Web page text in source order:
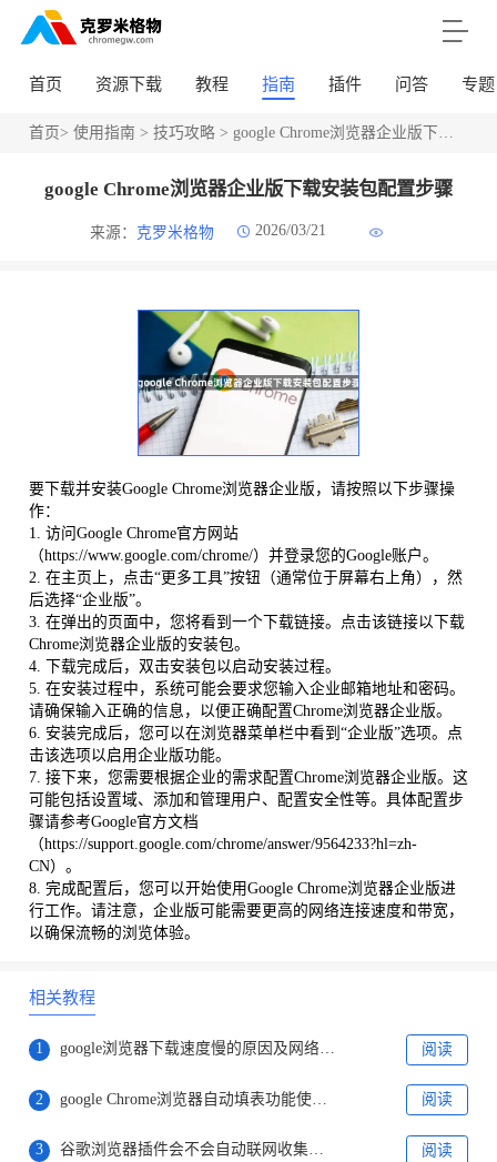
首页 资源下载 教程 指南 插件 问答 专题
首页> 使用指南 > 技巧攻略> google Chrome浏览器企业版下载安装包配置步骤
google Chrome浏览器企业版下载安装包配置步骤
来源： 克罗米格物 2026/03/21
要下载并安装Google Chrome浏览器企业版，请按照以下步骤操
作：
1. 访问Google Chrome官方网站
（https://www.google.com/chrome/）并登录您的Google账户。
2. 在主页上，点击“更多工具”按钮（通常位于屏幕右上角），然
后选择“企业版”。
3. 在弹出的页面中，您将看到一个下载链接。点击该链接以下载
Chrome浏览器企业版的安装包。
4. 下载完成后，双击安装包以启动安装过程。
5. 在安装过程中，系统可能会要求您输入企业邮箱地址和密码。
请确保输入正确的信息，以便正确配置Chrome浏览器企业版。
6. 安装完成后，您可以在浏览器菜单栏中看到“企业版”选项。点
击该选项以启用企业版功能。
7. 接下来，您需要根据企业的需求配置Chrome浏览器企业版。这
可能包括设置域、添加和管理用户、配置安全性等。具体配置步
骤请参考Google官方文档
（https://support.google.com/chrome/answer/9564233?hl=zh-
CN）。
8. 完成配置后，您可以开始使用Google Chrome浏览器企业版进
行工作。请注意，企业版可能需要更高的网络连接速度和带宽，
以确保流畅的浏览体验。
相关教程
1 google浏览器下载速度慢的原因及网络优化策略 阅读
2 google Chrome浏览器自动填表功能使用是否方便 阅读
3 谷歌浏览器插件会不会自动联网收集数据 阅读